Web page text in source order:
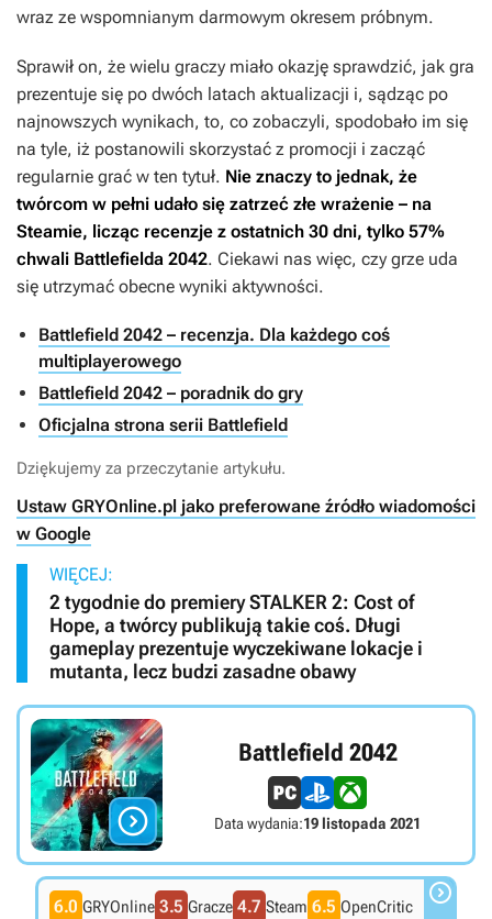
wraz ze wspomnianym darmowym okresem próbnym.
Sprawił on, że wielu graczy miało okazję sprawdzić, jak gra
prezentuje się po dwóch latach aktualizacji i, sądząc po
najnowszych wynikach, to, co zobaczyli, spodobało im się
na tyle, iż postanowili skorzystać z promocji i zacząć
regularnie grać w ten tytuł. Nie znaczy to jednak, że
twórcom w pełni udało się zatrzeć złe wrażenie – na
Steamie, licząc recenzje z ostatnich 30 dni, tylko 57%
chwali Battlefielda 2042. Ciekawi nas więc, czy grze uda
się utrzymać obecne wyniki aktywności.
Battlefield 2042 – recenzja. Dla każdego coś
multiplayerowego
Battlefield 2042 – poradnik do gry
Oficjalna strona serii Battlefield
Dziękujemy za przeczytanie artykułu.
Ustaw GRYOnline.pl jako preferowane źródło wiadomości
w Google
WIĘCEJ:
2 tygodnie do premiery STALKER 2: Cost of
Hope, a twórcy publikują takie coś. Długi
gameplay prezentuje wyczekiwane lokacje i
mutanta, lecz budzi zasadne obawy

Battlefield 2042
Data wydania:19 listopada 2021
6.0 GRYOnline 3.5 Gracze 4.7 Steam 6.5 OpenCritic 